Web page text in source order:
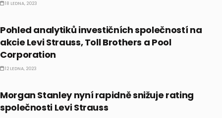
18 LEDNA, 2023
Pohled analytiků investičních společností na
akcie Levi Strauss, Toll Brothers a Pool
Corporation
12 LEDNA, 2023
Morgan Stanley nyní rapidně snižuje rating
společnosti Levi Strauss